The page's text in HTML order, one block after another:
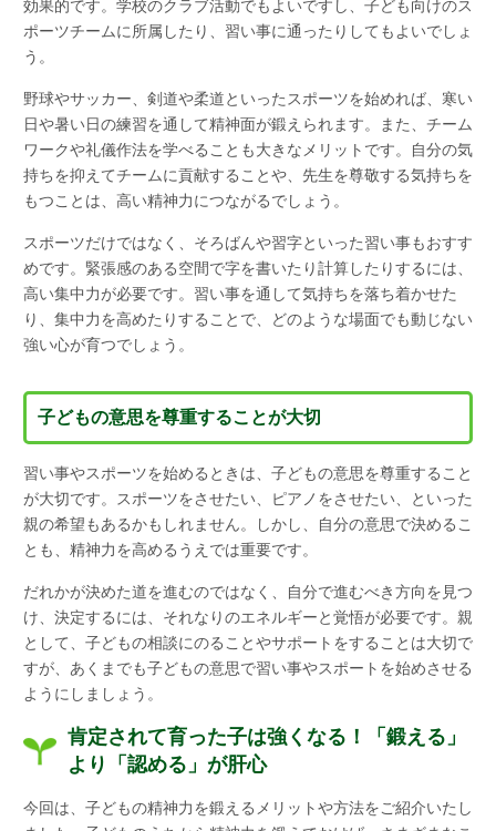
効果的です。学校のクラブ活動でもよいですし、子ども向けのス
ポーツチームに所属したり、習い事に通ったりしてもよいでしょ
う。
野球やサッカー、剣道や柔道といったスポーツを始めれば、寒い
日や暑い日の練習を通して精神面が鍛えられます。また、チーム
ワークや礼儀作法を学べることも大きなメリットです。自分の気
持ちを抑えてチームに貢献することや、先生を尊敬する気持ちを
もつことは、高い精神力につながるでしょう。
スポーツだけではなく、そろばんや習字といった習い事もおすす
めです。緊張感のある空間で字を書いたり計算したりするには、
高い集中力が必要です。習い事を通して気持ちを落ち着かせた
り、集中力を高めたりすることで、どのような場面でも動じない
強い心が育つでしょう。
子どもの意思を尊重することが大切
習い事やスポーツを始めるときは、子どもの意思を尊重すること
が大切です。スポーツをさせたい、ピアノをさせたい、といった
親の希望もあるかもしれません。しかし、自分の意思で決めるこ
とも、精神力を高めるうえでは重要です。
だれかが決めた道を進むのではなく、自分で進むべき方向を見つ
け、決定するには、それなりのエネルギーと覚悟が必要です。親
として、子どもの相談にのることやサポートをすることは大切で
すが、あくまでも子どもの意思で習い事やスポートを始めさせる
ようにしましょう。
肯定されて育った子は強くなる！「鍛える」
より「認める」が肝心
今回は、子どもの精神力を鍛えるメリットや方法をご紹介いたし